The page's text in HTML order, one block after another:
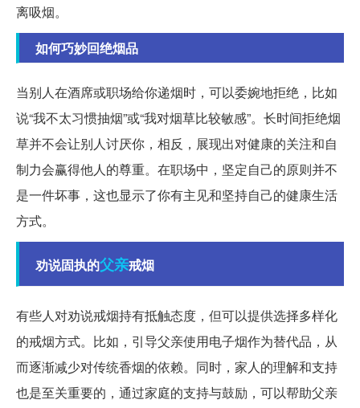
离吸烟。
如何巧妙回绝烟品
当别人在酒席或职场给你递烟时，可以委婉地拒绝，比如
说“我不太习惯抽烟”或“我对烟草比较敏感”。长时间拒绝烟
草并不会让别人讨厌你，相反，展现出对健康的关注和自
制力会赢得他人的尊重。在职场中，坚定自己的原则并不
是一件坏事，这也显示了你有主见和坚持自己的健康生活
方式。
劝说固执的父亲戒烟
有些人对劝说戒烟持有抵触态度，但可以提供选择多样化
的戒烟方式。比如，引导父亲使用电子烟作为替代品，从
而逐渐减少对传统香烟的依赖。同时，家人的理解和支持
也是至关重要的，通过家庭的支持与鼓励，可以帮助父亲